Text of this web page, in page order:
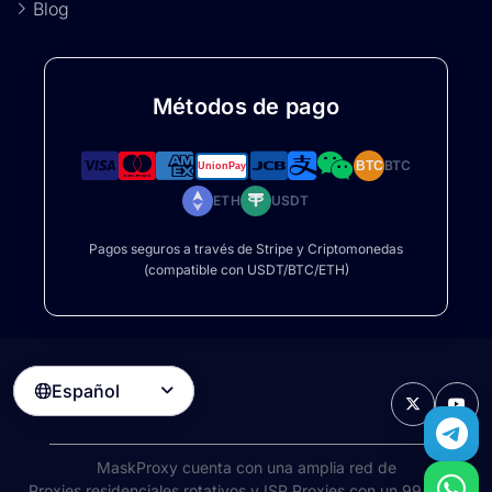
Blog
Métodos de pago
BTCBTC
ETH USDT
Pagos seguros a través de Stripe y Criptomonedas
(compatible con USDT/BTC/ETH)
Español 
MaskProxy cuenta con una amplia red de